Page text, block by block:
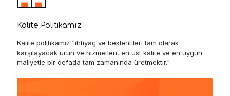
Kalite Politikamız
Kalite politikamız “ihtiyaç ve beklentileri tam olarak
karşılayacak ürün ve hizmetleri, en üst kalite ve en uygun
maliyetle bir defada tam zamanında üretmektir."